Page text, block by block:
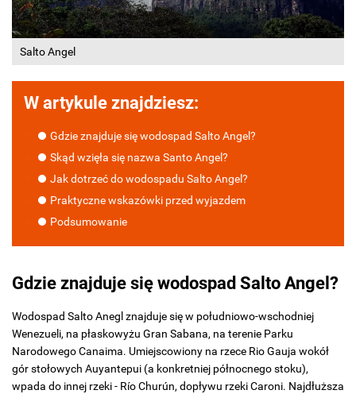
Salto Angel
W artykule znajdziesz:
Gdzie znajduje się wodospad Salto Angel?
Skąd wzięła się nazwa Santo Angel?
Jak dotrzeć do wodospadu Salto Angel?
Praktyczne wskazówki przed wyjazdem
Podsumowanie
Gdzie znajduje się wodospad Salto Angel?
Wodospad Salto Anegl znajduje się w południowo-wschodniej
Wenezueli, na płaskowyżu Gran Sabana, na terenie Parku
Narodowego Canaima. Umiejscowiony na rzece Rio Gauja wokół
gór stołowych Auyantepui (a konkretniej północnego stoku),
wpada do innej rzeki - Río Churún, dopływu rzeki Caroni. Najdłuższa